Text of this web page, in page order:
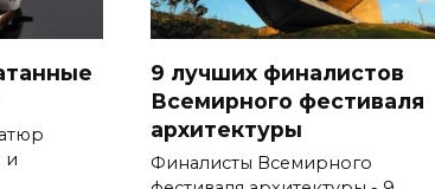
и
9 лучших финалистов
Всемирного фестиваля
архитектуры
Финалисты Всемирного